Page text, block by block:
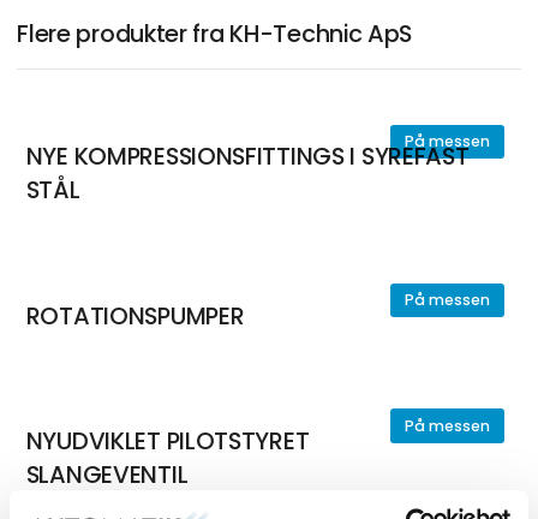
Flere produkter fra KH-Technic ApS
På messen
NYE KOMPRESSIONSFITTINGS I SYREFAST
STÅL
På messen
ROTATIONSPUMPER
På messen
NYUDVIKLET PILOTSTYRET
SLANGEVENTIL